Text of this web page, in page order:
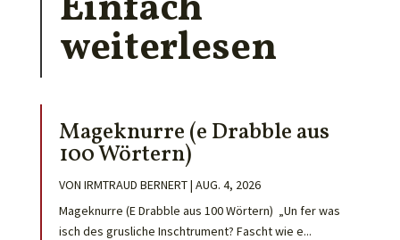
weiterlesen
Mageknurre (e Drabble aus
100 Wörtern)
VON IRMTRAUD BERNERT| AUG. 4, 2026
Mageknurre (E Drabble aus 100 Wörtern) „Un fer was
isch des grusliche Inschtrument? Fascht wie e...